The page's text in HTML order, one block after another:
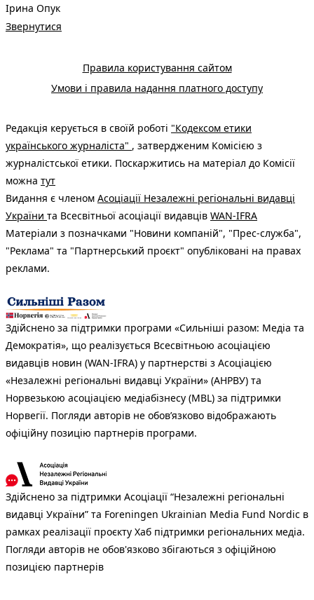
Ірина Опук
Звернутися
Правила користування сайтом
Умови і правила надання платного доступу
Редакція керується в своїй роботі "Кодексом етики
українського журналіста" , затвердженим Комісією з
журналістської етики. Поскаржитись на матеріал до Комісії
можна тут
Видання є членом Асоціації Незалежні регіональні видавці
України та Всесвітньої асоціації видавців WAN-IFRA
Матеріали з позначками "Новини компаній", "Прес-служба",
"Реклама" та "Партнерський проєкт" опубліковані на правах
реклами.
Здійснено за підтримки програми «Сильніші разом: Медіа та
Демократія», що реалізується Всесвітньою асоціацією
видавців новин (WAN-IFRA) у партнерстві з Асоціацією
«Незалежні регіональні видавці України» (АНРВУ) та
Норвезькою асоціацією медіабізнесу (MBL) за підтримки
Норвегії. Погляди авторів не обов’язково відображають
офіційну позицію партнерів програми.
Здійснено за підтримки Асоціації “Незалежні регіональні
видавці України” та Foreningen Ukrainian Media Fund Nordic в
рамках реалізації проєкту Хаб підтримки регіональних медіа.
Погляди авторів не обов'язково збігаються з офіційною
позицією партнерів